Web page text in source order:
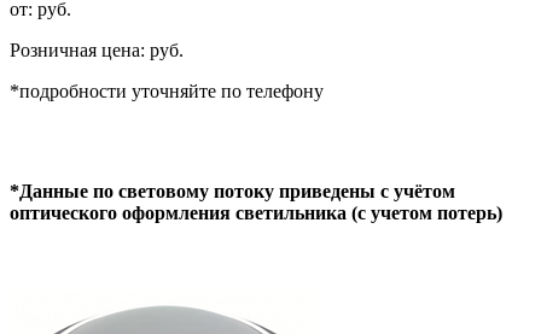
от: руб.
Розничная цена: руб.
*подробности уточняйте по телефону
*Данные по световому потоку приведены с учётом
оптического оформления светильника (с учетом потерь)